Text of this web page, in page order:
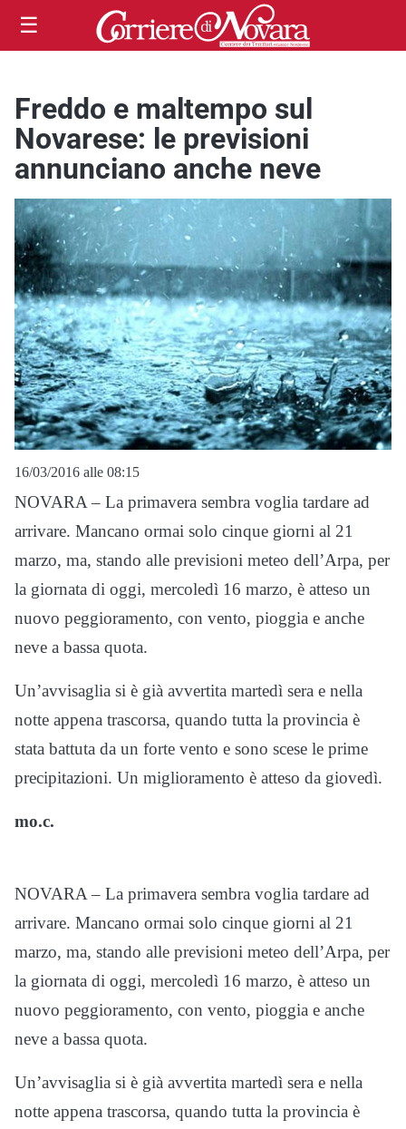
☰
Freddo e maltempo sul
Novarese: le previsioni
annunciano anche neve
16/03/2016 alle 08:15
NOVARA – La primavera sembra voglia tardare ad
arrivare. Mancano ormai solo cinque giorni al 21
marzo, ma, stando alle previsioni meteo dell’Arpa, per
la giornata di oggi, mercoledì 16 marzo, è atteso un
nuovo peggioramento, con vento, pioggia e anche
neve a bassa quota.
Un’avvisaglia si è già avvertita martedì sera e nella
notte appena trascorsa, quando tutta la provincia è
stata battuta da un forte vento e sono scese le prime
precipitazioni. Un miglioramento è atteso da giovedì.
mo.c.
NOVARA – La primavera sembra voglia tardare ad
arrivare. Mancano ormai solo cinque giorni al 21
marzo, ma, stando alle previsioni meteo dell’Arpa, per
la giornata di oggi, mercoledì 16 marzo, è atteso un
nuovo peggioramento, con vento, pioggia e anche
neve a bassa quota.
Un’avvisaglia si è già avvertita martedì sera e nella
notte appena trascorsa, quando tutta la provincia è